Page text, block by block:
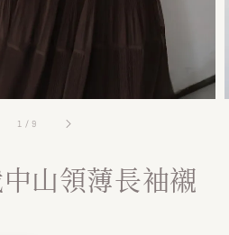
1 / 9
山領薄長袖襯